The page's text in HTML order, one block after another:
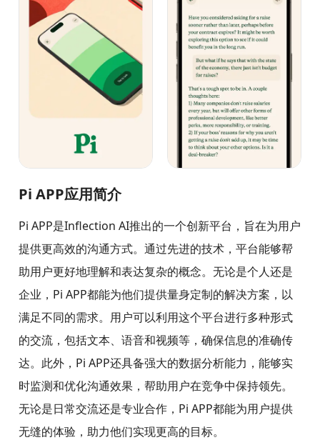
Pi APP应用简介
Pi APP是Inflection AI推出的一个创新平台，旨在为用户
提供更高效的沟通方式。通过先进的技术，平台能够帮
助用户更好地理解和表达复杂的概念。无论是个人还是
企业，Pi APP都能为他们提供量身定制的解决方案，以
满足不同的需求。用户可以利用这个平台进行多种形式
的交流，包括文本、语音和视频等，确保信息的准确传
达。此外，Pi APP还具备强大的数据分析能力，能够实
时监测和优化沟通效果，帮助用户在竞争中保持领先。
无论是日常交流还是专业合作，Pi APP都能为用户提供
无缝的体验，助力他们实现更高的目标。